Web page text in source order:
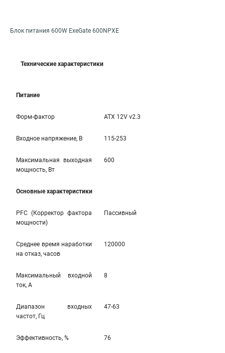
Блок питания 600W ExeGate 600NPXE
Технические характеристики
Питание
Форм-фактор ATX 12V v2.3
Входное напряжение, В 115-253
Максимальная выходная
мощность, Вт
600
Основные характеристики
PFC (Корректор фактора
мощности)
Пассивный
Среднее время наработки
на отказ, часов
120000
Максимальный входной
ток, А
8
Диапазон входных
частот, Гц
47-63
Эффективность, % 76